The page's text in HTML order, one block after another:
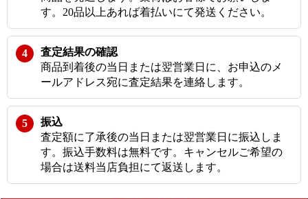
す。20品以上あれば着払いにて発送ください。
査定結果の確認
商品到着後の当日または翌営業日に、お申込のメ
ールアドレス宛に査定結果を連絡します。
振込
査定額に了承後の当日または翌営業日に振込しま
す。振込手数料は無料です。キャンセルご希望の
場合は送料当店負担にて返送します。